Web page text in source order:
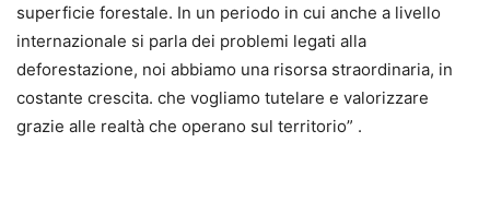
superficie forestale. In un periodo in cui anche a livello
internazionale si parla dei problemi legati alla
deforestazione, noi abbiamo una risorsa straordinaria, in
costante crescita. che vogliamo tutelare e valorizzare
grazie alle realtà che operano sul territorio” .